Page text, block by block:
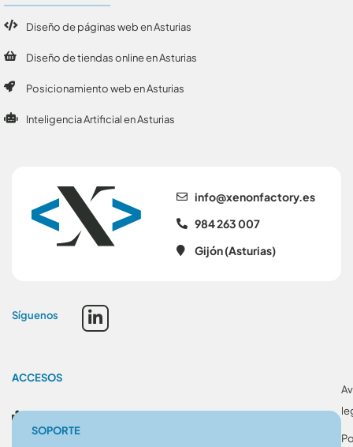
se.yrotcafnonex@ofni
984 263 007
Gijón (Asturias)
Síguenos
Diseño de páginas web en Asturias
Diseño de tiendas online en Asturias
Posicionamiento web en Asturias
Inteligencia Artificial en Asturias
ACCESOS
SOPORTE